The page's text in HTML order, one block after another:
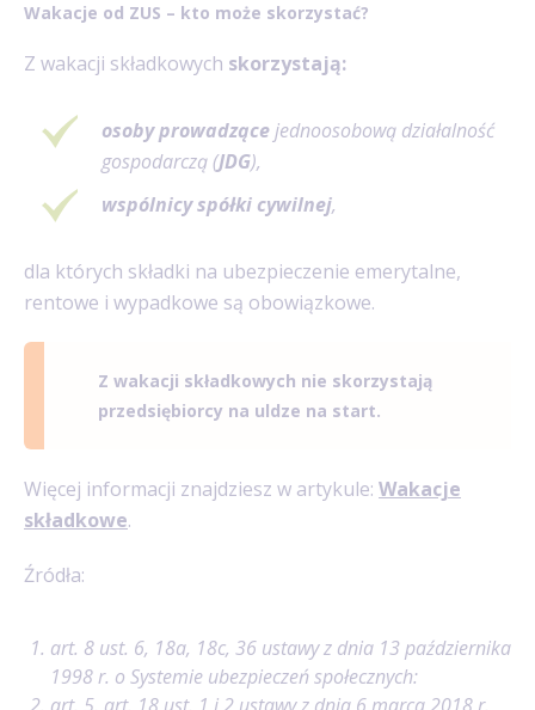
Wakacje od ZUS – kto może skorzystać?
Z wakacji składkowych skorzystają:
osobyprowadzącejednoosobową działalność
gospodarczą (JDG),
wspólnicy spółki cywilnej,
dla których składki na ubezpieczenie emerytalne,
rentowe i wypadkowe są obowiązkowe.
Z wakacji składkowych nie skorzystają
przedsiębiorcy na uldze na start.
Więcej informacji znajdziesz w artykule: Wakacje
składkowe.
Źródła:
art. 8 ust. 6, 18a, 18c, 36 ustawy z dnia 13 października
1998 r. o Systemie ubezpieczeń społecznych: